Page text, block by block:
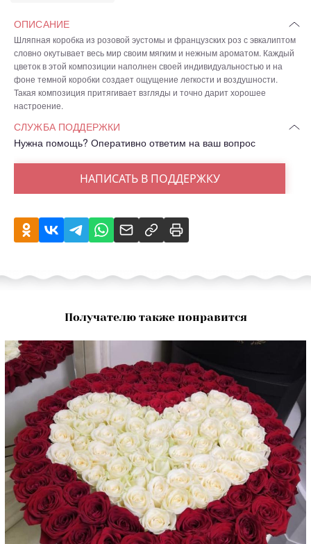
ОПИСАНИЕ
Шляпная коробка из розовой эустомы и французских роз с эвкалиптом
словно окутывает весь мир своим мягким и нежным ароматом. Каждый
цветок в этой композиции наполнен своей индивидуальностью и на
фоне темной коробки создает ощущение легкости и воздушности.
Такая композиция притягивает взгляды и точно дарит хорошее
настроение.
СЛУЖБА ПОДДЕРЖКИ
Нужна помощь? Оперативно ответим на ваш вопрос
НАПИСАТЬ В ПОДДЕРЖКУ
Получателю также понравится